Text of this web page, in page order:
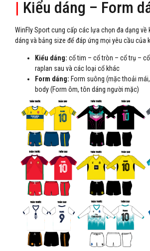
| Kiểu dáng – Form
WinFly Sport cung cấp các lựa chọn đa dạng về
dáng và bảng size để đáp ứng mọi yêu cầu của
Kiểu dáng: cổ tim – cổ tròn – cổ trụ –
raplan sau và các loại cổ khác
Form dáng: Form suông (mặc thoải
body (Form ôm, tôn dáng người mặc)